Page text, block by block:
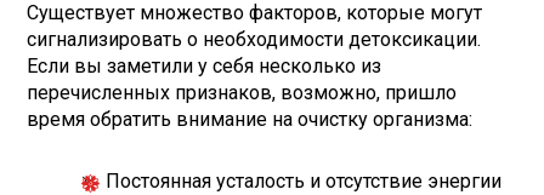
Существует множество факторов, которые могут
сигнализировать о необходимости детоксикации.
Если вы заметили у себя несколько из
перечисленных признаков, возможно, пришло
время обратить внимание на очистку организма:
Постоянная усталость и отсутствие энергии